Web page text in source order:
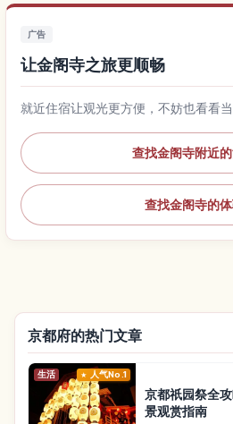
广告
让金阁寺之旅更顺畅
就近住宿让观光更方便，不妨也看看当
查找金阁寺附近
查找金阁寺的
京都府的热门文章
生活 人气No.1
京都祇园祭全
景观赏指南